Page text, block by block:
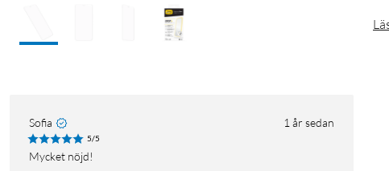
Sofia 1 år sedan
5/5
Mycket nöjd!